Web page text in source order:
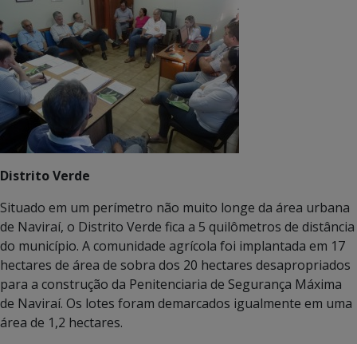
Distrito Verde
Situado em um perímetro não muito longe da área urbana
de Naviraí, o Distrito Verde fica a 5 quilômetros de distância
do município. A comunidade agrícola foi implantada em 17
hectares de área de sobra dos 20 hectares desapropriados
para a construção da Penitenciaria de Segurança Máxima
de Naviraí. Os lotes foram demarcados igualmente em uma
área de 1,2 hectares.